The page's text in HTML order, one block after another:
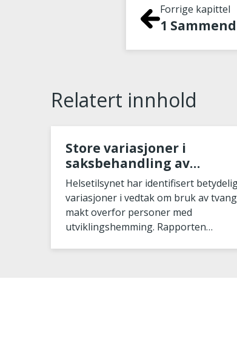
Forrige kapittel
1
Relatert innhold
Store variasjoner i
saksbehandling av
tvangsvedtak for
utviklingshemmede
Helsetilsynet har identifisert
variasjoner i vedtak om bruk av
makt overfor personer med
utviklingshemming. Rapporten